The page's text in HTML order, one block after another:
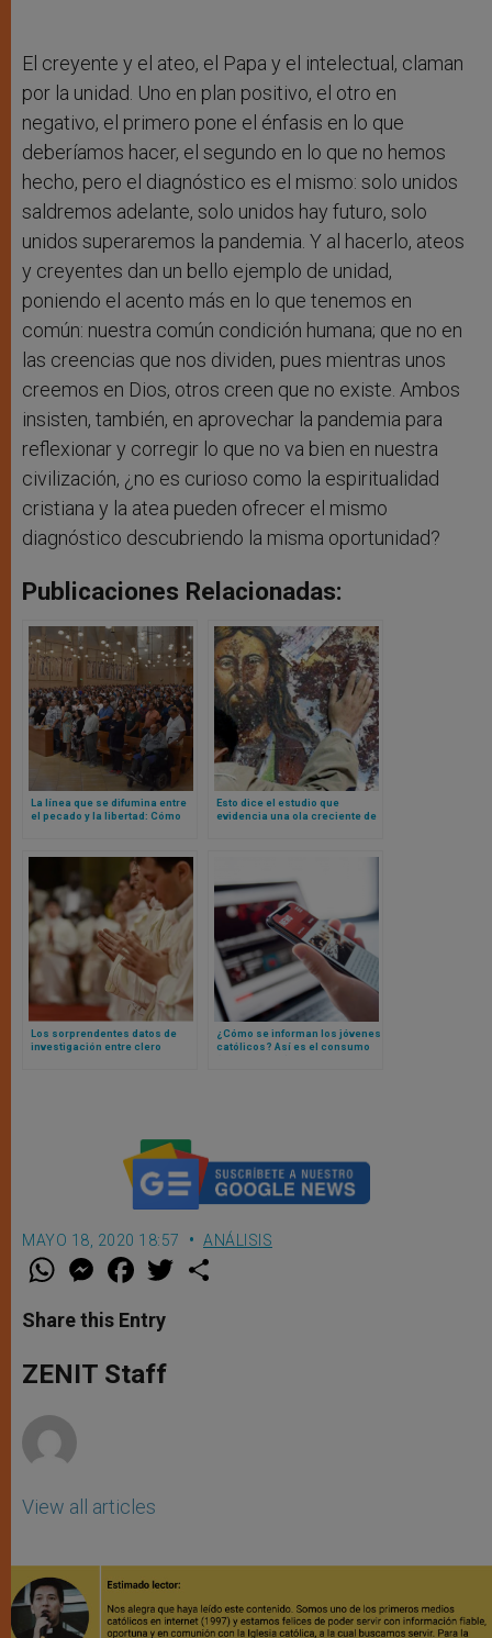
El creyente y el ateo, el Papa y el intelectual, claman
por la unidad. Uno en plan positivo, el otro en
negativo, el primero pone el énfasis en lo que
deberíamos hacer, el segundo en lo que no hemos
hecho, pero el diagnóstico es el mismo: solo unidos
saldremos adelante, solo unidos hay futuro, solo
unidos superaremos la pandemia. Y al hacerlo, ateos
y creyentes dan un bello ejemplo de unidad,
poniendo el acento más en lo que tenemos en
común: nuestra común condición humana; que no en
las creencias que nos dividen, pues mientras unos
creemos en Dios, otros creen que no existe. Ambos
insisten, también, en aprovechar la pandemia para
reflexionar y corregir lo que no va bien en nuestra
civilización, ¿no es curioso como la espiritualidad
cristiana y la atea pueden ofrecer el mismo
diagnóstico descubriendo la misma oportunidad?
Publicaciones Relacionadas:
La línea que se difumina entre
el pecado y la libertad: Cómo
Esto dice el estudio que
evidencia una ola creciente de
Los sorprendentes datos de
investigación entre clero
¿Cómo se informan los jóvenes
católicos? Así es el consumo
MAYO 18, 2020 18:57 ANÁLISIS
W
t
s
p
p
M
e
s
e
g
e
F
a
e
b
o
k
w
Share this Entry
ZENIT Staff
View all articles